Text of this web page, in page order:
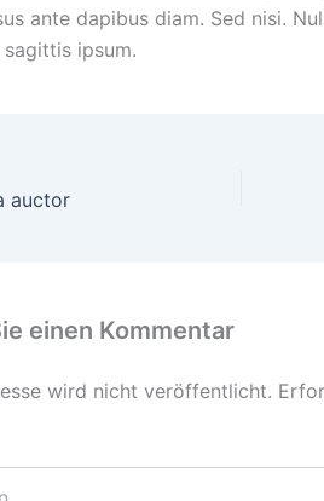
ante dapibus diam. Sed nisi.
ipsum.
auctor
einen Kommentar
wird nicht veröffentlicht.